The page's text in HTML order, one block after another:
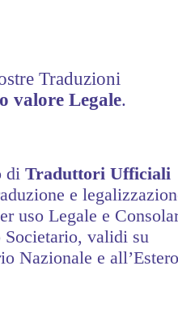
Traduzioni
valore Legale.
di Traduttori Ufficiali
e
uso Legale e
Societario, validi su
Nazionale e